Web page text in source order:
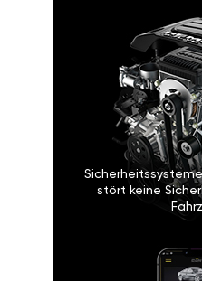
stört keine